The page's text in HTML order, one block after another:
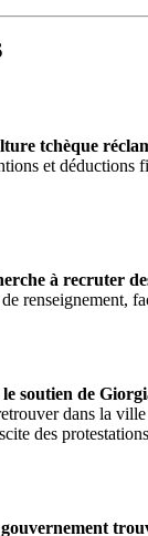
tchèque
et déductions
à recruter
renseignement,
soutien de
dans la
des